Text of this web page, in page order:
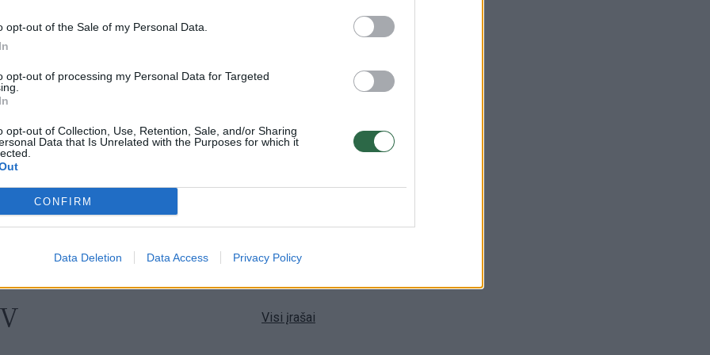
opt-out of the Sale of my Personal Data.
opt-out of processing my Personal Data for Targeted
opt-out of Collection, Use, Retention, Sale, and/or Sharing
Data that Is Unrelated with the Purposes for which it
CONFIRM
Data Deletion Data Access Privacy Policy
mln.
Baltijos šalyse
visų
Prunskiene: „Gyvenime pasitaiko visokių
situacijų“
Visi įrašai